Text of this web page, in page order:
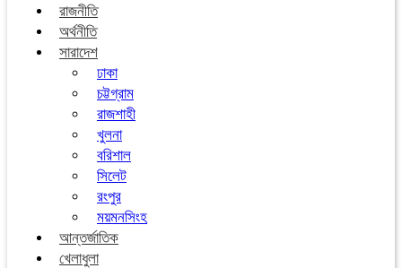
রাজনীতি
অর্থনীতি
সারাদেশ
ঢাকা
চট্টগ্রাম
রাজশাহী
খুলনা
বরিশাল
সিলেট
রংপুর
ময়মনসিংহ
আন্তর্জাতিক
খেলাধুলা